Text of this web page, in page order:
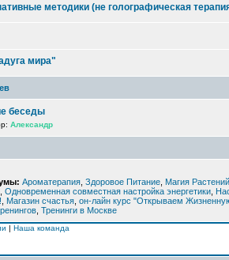
методики (не голографическая
мира"
беседы
Александр
Ароматерапия Здоровое Питание Магия Растений
Одновременная совместная настройка энергетики
Магазин счастья он-лайн курс "Открываем
Тренинги в Москве
| Наша команда